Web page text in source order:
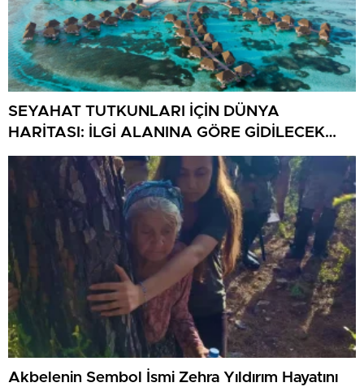
SEYAHAT TUTKUNLARI İÇİN DÜNYA
HARİTASI: İLGİ ALANINA GÖRE GİDİLECEK
ÜLKELER VE ŞEHİRLER
Akbelenin Sembol İsmi Zehra Yıldırım Hayatını